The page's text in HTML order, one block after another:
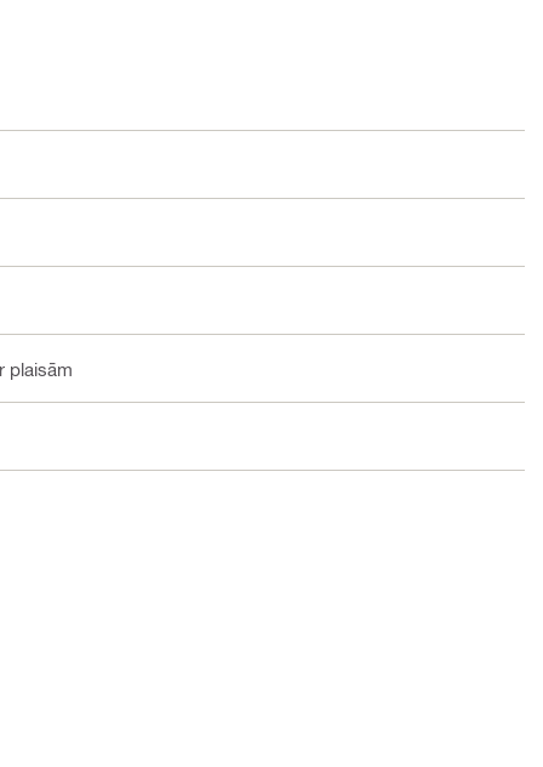
plaisām